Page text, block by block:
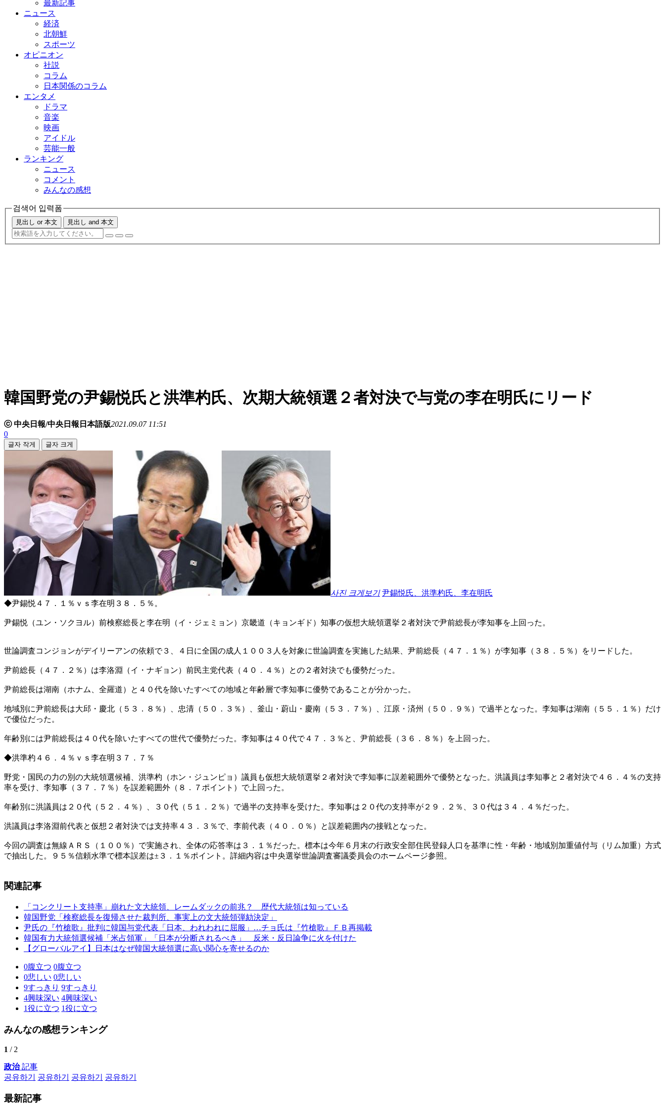
最新記事
ニュース
経済
北朝鮮
スポーツ
オピニオン
社説
コラム
日本関係のコラム
エンタメ
ドラマ
音楽
映画
アイドル
芸能一般
ランキング
ニュース
コメント
みんなの感想
검색어 입력폼
見出し or 本文 見出し and 本文
韓国野党の尹錫悦氏と洪準杓氏、次期大統領選２者対決で与党の李在明氏にリード
ⓒ 中央日報/中央日報日本語版2021.09.07 11:51
0
글자 작게 글자 크게
사진 크게보기 尹錫悦氏、洪準杓氏、李在明氏
◆尹錫悦４７．１％ｖｓ李在明３８．５％。
尹錫悦（ユン・ソクヨル）前検察総長と李在明（イ・ジェミョン）京畿道（キョンギド）知事の仮想大統領選挙２者対決で尹前総長が李知事を上回った。
世論調査コンジョンがデイリーアンの依頼で３、４日に全国の成人１００３人を対象に世論調査を実施した結果、尹前総長（４７．１％）が李知事（３８．５％）をリードした。
尹前総長（４７．２％）は李洛淵（イ・ナギョン）前民主党代表（４０．４％）との２者対決でも優勢だった。
尹前総長は湖南（ホナム、全羅道）と４０代を除いたすべての地域と年齢層で李知事に優勢であることが分かった。
地域別に尹前総長は大邱・慶北（５３．８％）、忠清（５０．３％）、釜山・蔚山・慶南（５３．７％）、江原・済州（５０．９％）で過半となった。李知事は湖南（５５．１％）だけ
で優位だった。
年齢別には尹前総長は４０代を除いたすべての世代で優勢だった。李知事は４０代で４７．３％と、尹前総長（３６．８％）を上回った。
◆洪準杓４６．４％ｖｓ李在明３７．７％
野党・国民の力の別の大統領選候補、洪準杓（ホン・ジュンピョ）議員も仮想大統領選挙２者対決で李知事に誤差範囲外で優勢となった。洪議員は李知事と２者対決で４６．４％の支持
率を受け、李知事（３７．７％）を誤差範囲外（８．７ポイント）で上回った。
年齢別に洪議員は２０代（５２．４％）、３０代（５１．２％）で過半の支持率を受けた。李知事は２０代の支持率が２９．２％、３０代は３４．４％だった。
洪議員は李洛淵前代表と仮想２者対決では支持率４３．３％で、李前代表（４０．０％）と誤差範囲内の接戦となった。
今回の調査は無線ＡＲＳ（１００％）で実施され、全体の応答率は３．１％だった。標本は今年６月末の行政安全部住民登録人口を基準に性・年齢・地域別加重値付与（リム加重）方式
で抽出した。９５％信頼水準で標本誤差は±３．１％ポイント。詳細内容は中央選挙世論調査審議委員会のホームページ参照。
関連記事
「コンクリート支持率」崩れた文大統領、レームダックの前兆？ 歴代大統領は知っている
韓国野党「検察総長を復帰させた裁判所、事実上の文大統領弾劾決定」
尹氏の『竹槍歌』批判に韓国与党代表「日本、われわれに屈服」…チョ氏は『竹槍歌』ＦＢ再掲載
韓国有力大統領選候補「米占領軍」「日本が分断されるべき」 反米・反日論争に火を付けた
【グローバルアイ】日本はなぜ韓国大統領選に高い関心を寄せるのか
0腹立つ 0腹立つ
0悲しい 0悲しい
9すっきり 9すっきり
4興味深い 4興味深い
1役に立つ 1役に立つ
みんなの感想ランキング
1 / 2
政治記事
공유하기
공유하기 공유하기 공유하기
最新記事